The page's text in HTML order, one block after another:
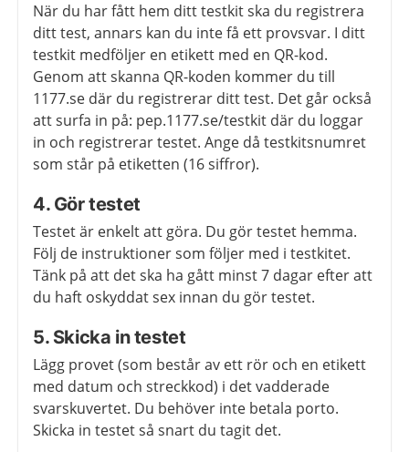
När du har fått hem ditt testkit ska du registrera
ditt test, annars kan du inte få ett provsvar. I ditt
testkit medföljer en etikett med en QR-kod.
Genom att skanna QR-koden kommer du till
1177.se där du registrerar ditt test. Det går också
att surfa in på: pep.1177.se/testkit där du loggar
in och registrerar testet. Ange då testkitsnumret
som står på etiketten (16 siffror).
4. Gör testet
Testet är enkelt att göra. Du gör testet hemma.
Följ de instruktioner som följer med i testkitet.
Tänk på att det ska ha gått minst 7 dagar efter att
du haft oskyddat sex innan du gör testet.
5. Skicka in testet
Lägg provet (som består av ett rör och en etikett
med datum och streckkod) i det vadderade
svarskuvertet. Du behöver inte betala porto.
Skicka in testet så snart du tagit det.